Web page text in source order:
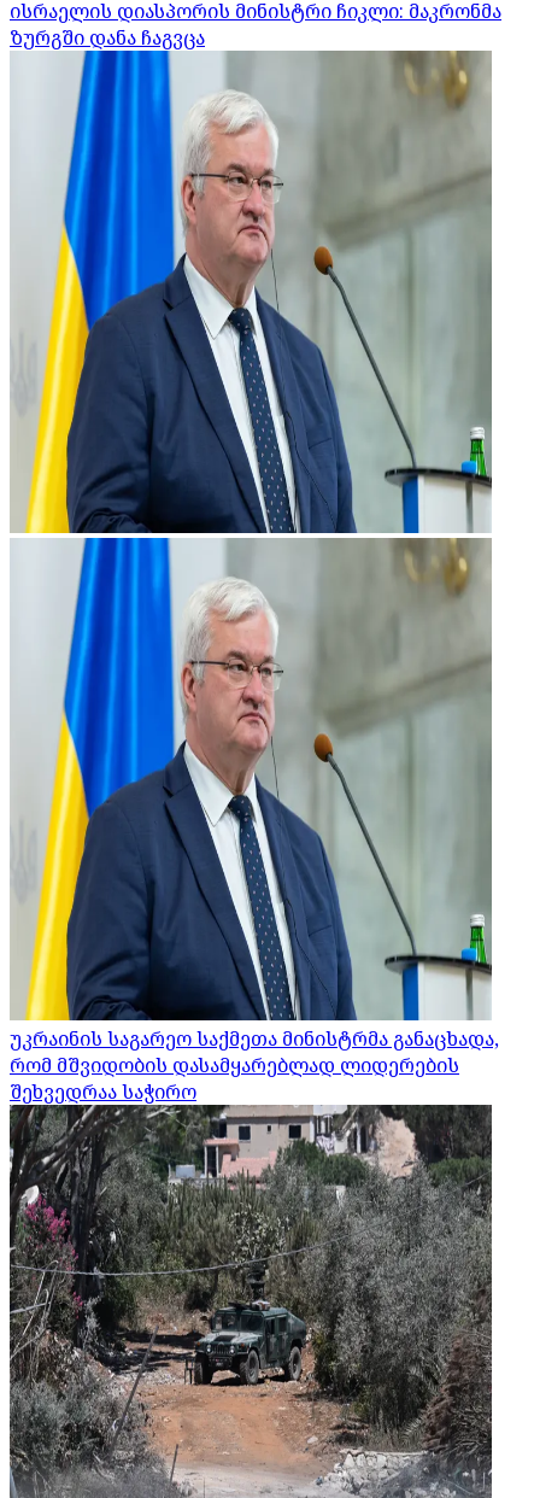
ისრაელის დიასპორის მინისტრი ჩიკლი: მაკრონმა
ზურგში დანა ჩაგვცა
უკრაინის საგარეო საქმეთა მინისტრმა განაცხადა,
რომ მშვიდობის დასამყარებლად ლიდერების
შეხვედრაა საჭირო